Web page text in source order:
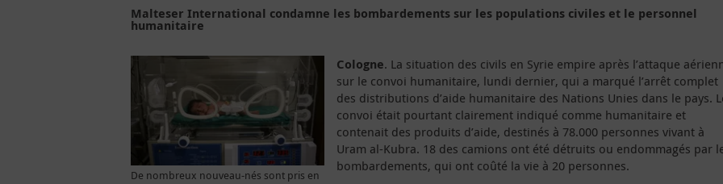
Malteser International condamne les bombardements sur les populations civiles et le personnel
humanitaire
De nombreux nouveau-nés sont pris en
Cologne. La situation des civils en Syrie empire après l’attaque
sur le convoi humanitaire, lundi dernier, qui a marqué l’arrêt complet
des distributions d’aide humanitaire des Nations Unies dans le pays.
convoi était pourtant clairement indiqué comme humanitaire et
contenait des produits d’aide, destinés à 78.000 personnes vivant à
Uram al-Kubra. 18 des camions ont été détruits ou endommagés par
bombardements, qui ont coûté la vie à 20 personnes.